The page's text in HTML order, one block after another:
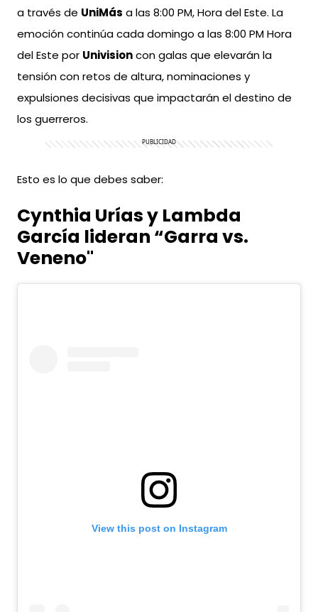
a través de UniMás a las 8:00 PM, Hora del Este. La
emoción continúa cada domingo a las 8:00 PM Hora
del Este por Univisioncon galas que elevarán la
tensión con retos de altura, nominaciones y
expulsiones decisivas que impactarán el destino de
los guerreros.
Esto es lo que debes saber:
Cynthia Urías y Lambda
García lideran “Garra vs.
Veneno"
View this post on Instagram